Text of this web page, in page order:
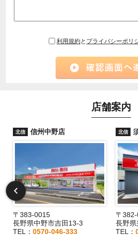
利用規約と プライバシーポリ
店舗案内
北信 信州中野店
〒383-0015
長野県中野市吉田13-3
TEL： 0570-046-333
北信
〒
長野県
TEL：